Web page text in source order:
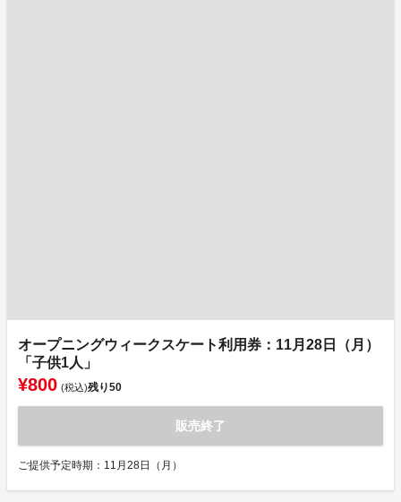
オープニングウィークスケート利用券：11月28日（月）
「子供1人」
¥800 (税込)残り50
販売終了
ご提供予定時期：11月28日（月）